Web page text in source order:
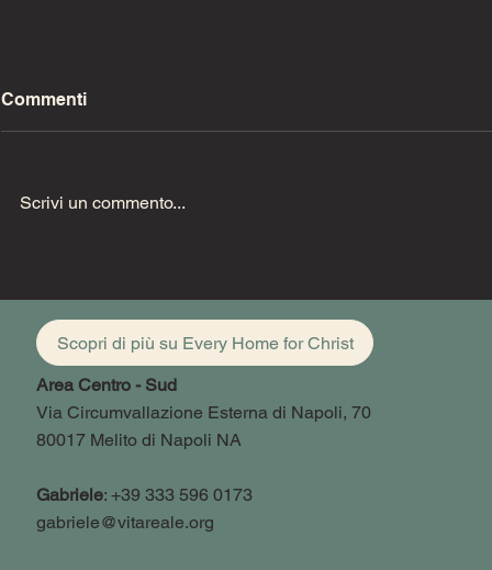
Commenti
Scrivi un commento...
Scopri di più su Every Home for Christ
Area Centro - Sud
Via Circumvallazione Esterna di Napoli, 70
80017 Melito di Napoli NA
Gabriele: +39 333 596 0173
gabriele@vitareale.org